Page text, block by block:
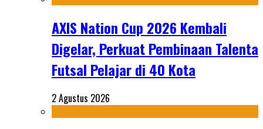
AXIS Nation Cup 2026 Kembali
Digelar, Perkuat Pembinaan Talenta
Futsal Pelajar di 40 Kota
2 Agustus 2026